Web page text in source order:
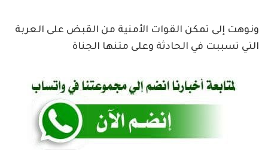
ونوهت إلى تمكن القوات الأمنية من القبض على العربة
التي تسببت في الحادثة وعلى متنها الجناة